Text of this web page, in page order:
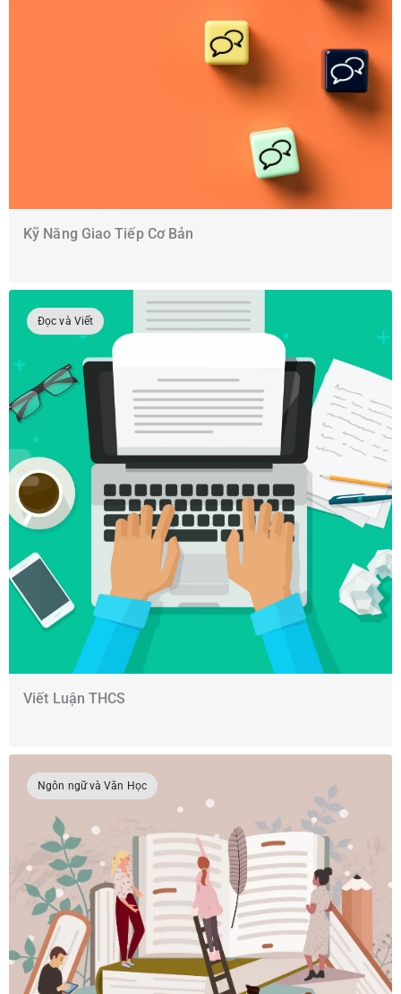
Kỹ Năng Giao Tiếp Cơ Bản
Đọc và Viết
Viết Luận THCS
Ngôn ngữ và Văn Học